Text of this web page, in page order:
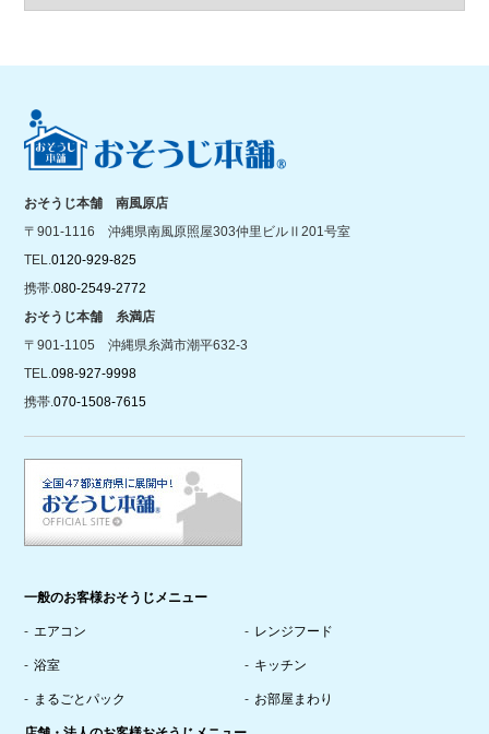
おそうじ本舗 南風原店
〒901-1116 沖縄県南風原照屋303仲里ビルⅡ201号室
TEL.0120-929-825
携帯.080-2549-2772
おそうじ本舗 糸満店
〒901-1105 沖縄県糸満市潮平632-3
TEL.098-927-9998
携帯.070-1508-7615
一般のお客様おそうじメニュー
エアコン レンジフード
浴室 キッチン
まるごとパック お部屋まわり